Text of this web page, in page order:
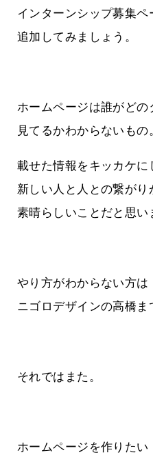
インターンシップ募集ペ
追加してみましょう。
ホームページは誰がどの
見てるかわからないもの
載せた情報をキッカケに
新しい人と人との繋がり
素晴らしいことだと思い
やり方がわからない方は
ニゴロデザインの高橋ま
それではまた。
ホームページを作りたい